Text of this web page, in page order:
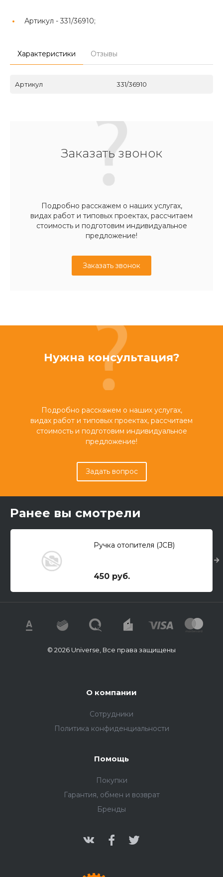
Артикул - 331/36910;
Характеристики Отзывы
Артикул 331/36910
Заказать звонок
Подробно расскажем о наших услугах,
видах работ и типовых проектах, рассчитаем
стоимость и подготовим индивидуальное
предложение!
Заказать звонок
Нужна консультация?
Подробно расскажем о наших услугах,
видах работ и типовых проектах, рассчитаем
стоимость и подготовим индивидуальное
предложение!
Задать вопрос
Ранее вы смотрели
Ручка отопителя (JCB)
450 руб.
© 2026 Universe, Все права защищены
О компании
Сотрудники
Политика конфиденциальности
Помощь
Покупки
Гарантия, обмен и возврат
Бренды